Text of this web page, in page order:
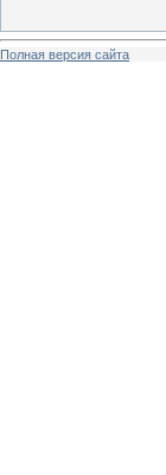
Полная версия сайта